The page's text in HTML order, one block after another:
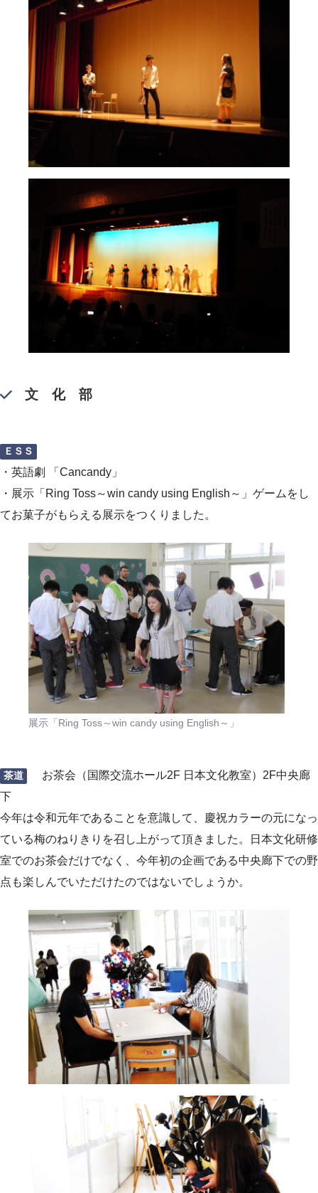
文 化 部
ＥＳＳ
・英語劇 「Cancandy」
・展示「Ring Toss～win candy using English～」ゲームをし
てお菓子がもらえる展示をつくりました。
展示「Ring Toss～win candy using English～」
茶道
お茶会（国際交流ホール2F 日本文化教室）2F中央廊
下
今年は令和元年であることを意識して、慶祝カラーの元になっ
ている梅のねりきりを召し上がって頂きました。日本文化研修
室でのお茶会だけでなく、今年初の企画である中央廊下での野
点も楽しんでいただけたのではないでしょうか。